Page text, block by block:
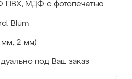
МДФ с фотопечатью
Blum
мм, 2 мм)
под Ваш заказ